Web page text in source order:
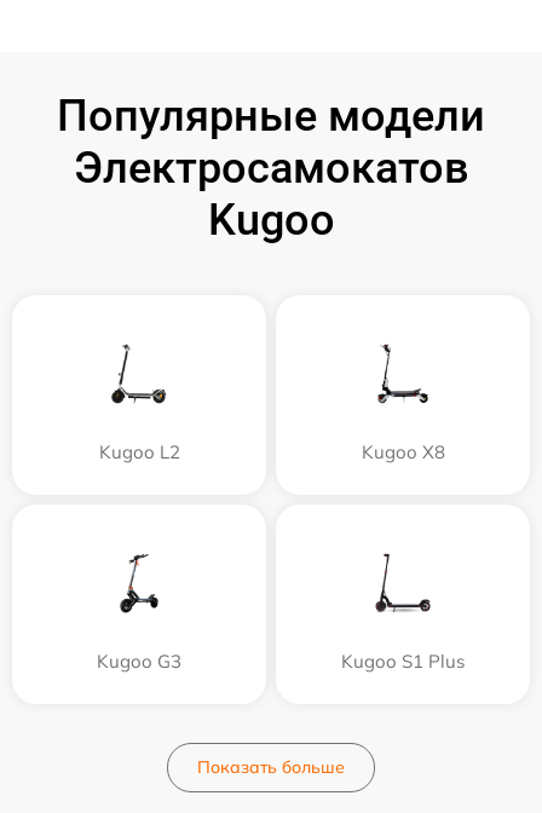
Популярные модели
Электросамокатов
Kugoo
Kugoo L2 Kugoo X8
Kugoo G3 Kugoo S1 Plus
Показать больше